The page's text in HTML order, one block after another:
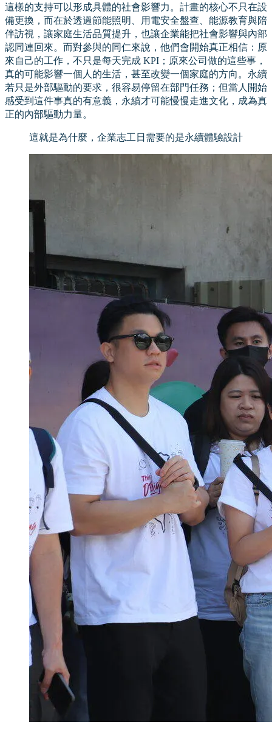
這樣的支持可以形成具體的社會影響力。計畫的核心不只在設
備更換，而在於透過節能照明、用電安全盤查、能源教育與陪
伴訪視，讓家庭生活品質提升，也讓企業能把社會影響與內部
認同連回來。而對參與的同仁來說，他們會開始真正相信：原
來自己的工作，不只是每天完成 KPI；原來公司做的這些事，
真的可能影響一個人的生活，甚至改變一個家庭的方向。永續
若只是外部驅動的要求，很容易停留在部門任務；但當人開始
感受到這件事真的有意義，永續才可能慢慢走進文化，成為真
正的內部驅動力量。
這就是為什麼，企業志工日需要的是永續體驗設計